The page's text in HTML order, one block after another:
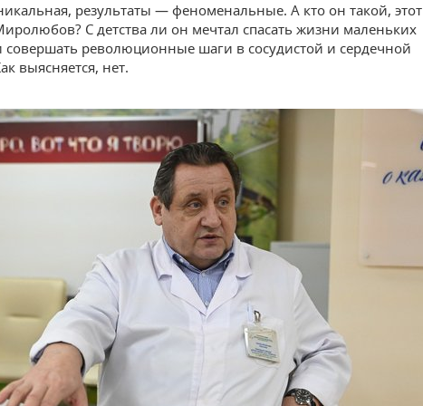
результаты — феноменальные. А кто он такой, этот
С детства ли он мечтал спасать жизни маленьких
совершать революционные шаги в сосудистой и сердечной
выясняется, нет.